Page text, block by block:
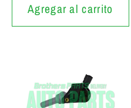
Agregar al carrito